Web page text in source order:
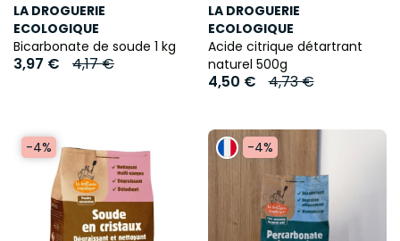
LA DROGUERIE
ECOLOGIQUE
Bicarbonate de soude 1 kg
3,97 € 4,17 €
LA DROGUERIE
ECOLOGIQUE
Acide citrique détartrant
naturel 500g
4,50 € 4,73 €
-4% -4%